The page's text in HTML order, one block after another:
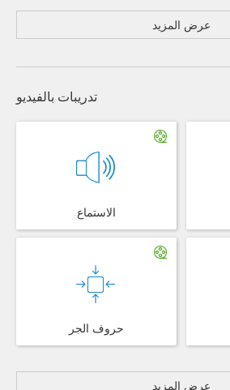
عرض المزيد
تدريبات بالفيديو
الاستماع
حروف الجر
عرض المزيد